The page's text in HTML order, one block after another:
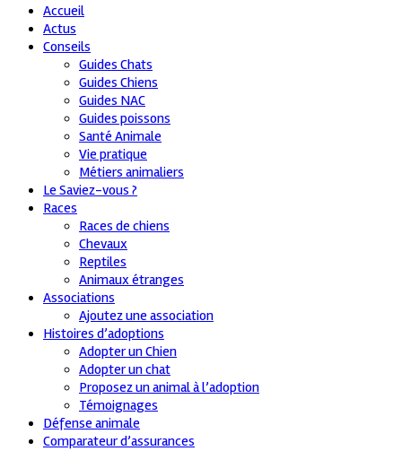
Accueil
Actus
Conseils
Guides Chats
Guides Chiens
Guides NAC
Guides poissons
Santé Animale
Vie pratique
Métiers animaliers
Le Saviez-vous ?
Races
Races de chiens
Chevaux
Reptiles
Animaux étranges
Associations
Ajoutez une association
Histoires d’adoptions
Adopter un Chien
Adopter un chat
Proposez un animal à l’adoption
Témoignages
Défense animale
Comparateur d’assurances